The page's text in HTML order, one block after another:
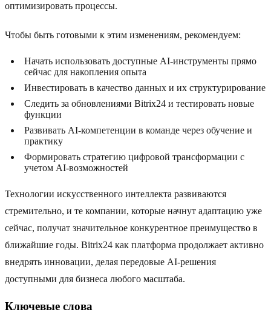
оптимизировать процессы.
Чтобы быть готовыми к этим изменениям, рекомендуем:
Начать использовать доступные AI-инструменты прямо
сейчас для накопления опыта
Инвестировать в качество данных и их структурирование
Следить за обновлениями Bitrix24 и тестировать новые
функции
Развивать AI-компетенции в команде через обучение и
практику
Формировать стратегию цифровой трансформации с
учетом AI-возможностей
Технологии искусственного интеллекта развиваются
стремительно, и те компании, которые начнут адаптацию уже
сейчас, получат значительное конкурентное преимущество в
ближайшие годы. Bitrix24 как платформа продолжает активно
внедрять инновации, делая передовые AI-решения
доступными для бизнеса любого масштаба.
Ключевые слова